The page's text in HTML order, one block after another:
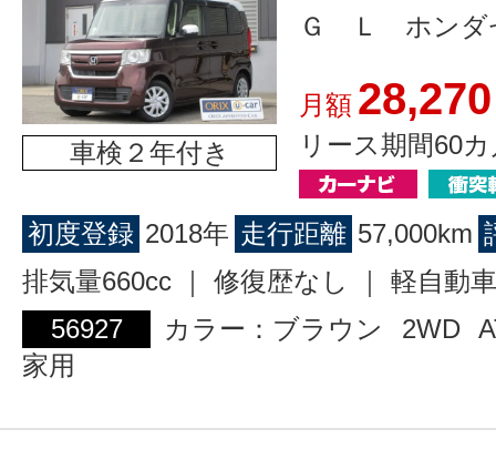
車検２年付き
Ｇ Ｌ ホンダ
月額 28,270
リース期間60
初度登録 2018年 走行距離 57,000km
排気量660cc ｜ 修復歴なし ｜ 軽自動車
56927
カラー：ブラウン 2WD
家用